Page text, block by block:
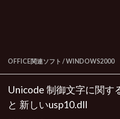
OFFICE関連ソフト /WINDOWS2000
Unicode 制御文字に関す
と 新しいusp10.dll